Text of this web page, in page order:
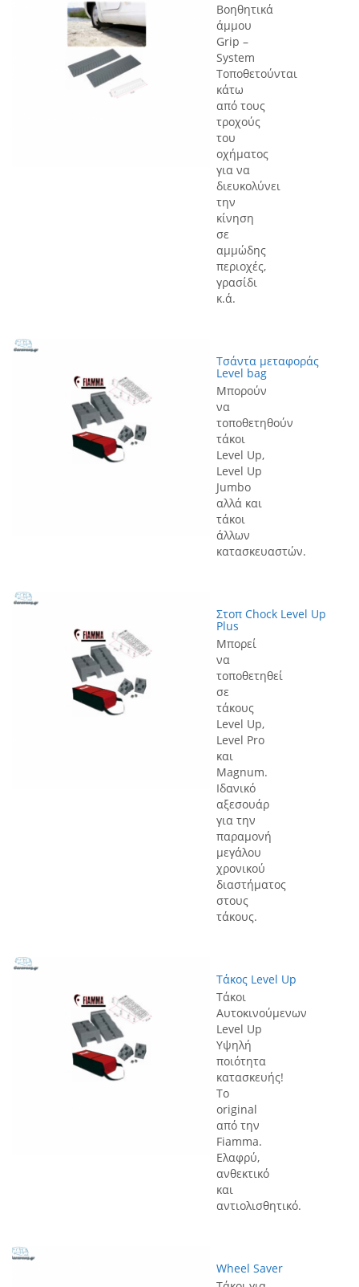
Βοηθητικά
άμμου
Grip –
System
Τοποθετούνται
κάτω
από τους
τροχούς
του
οχήματος
για να
διευκολύνει
την
κίνηση
σε
αμμώδης
περιοχές,
γρασίδι
κ.ά.
Τσάντα μεταφοράς
Level bag
Μπορούν
να
τοποθετηθούν
τάκοι
Level Up,
Level Up
Jumbo
αλλά και
τάκοι
άλλων
κατασκευαστών.
Στοπ Chock Level Up
Plus
Μπορεί
να
τοποθετηθεί
σε
τάκους
Level Up,
Level Pro
και
Magnum.
Ιδανικό
αξεσουάρ
για την
παραμονή
μεγάλου
χρονικού
διαστήματος
στους
τάκους.
Τάκος Level Up
Τάκοι
Αυτοκινούμενων
Level Up
Υψηλή
ποιότητα
κατασκευής!
Το
original
από την
Fiamma.
Ελαφρύ,
ανθεκτικό
και
αντιολισθητικό.
Wheel Saver